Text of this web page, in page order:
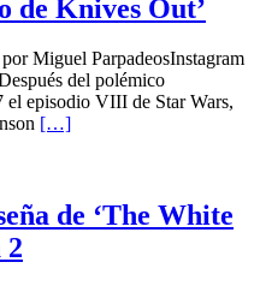
de Knives Out’
Miguel ParpadeosInstagram
del polémico
el episodio VIII de Star Wars,
[…]
de ‘The White
2